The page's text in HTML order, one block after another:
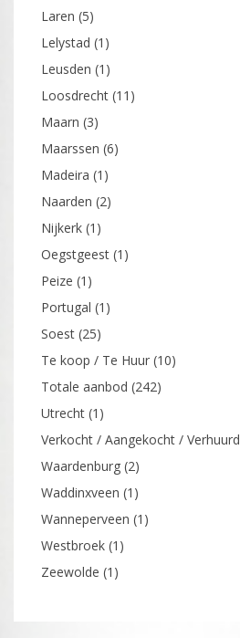
Laren (5)
Lelystad (1)
Leusden (1)
Loosdrecht (11)
Maarn (3)
Maarssen (6)
Madeira (1)
Naarden (2)
Nijkerk (1)
Oegstgeest (1)
Peize (1)
Portugal (1)
Soest (25)
Te koop / Te Huur (10)
Totale aanbod (242)
Utrecht (1)
Verkocht / Aangekocht / Verhuurd
Waardenburg (2)
Waddinxveen (1)
Wanneperveen (1)
Westbroek (1)
Zeewolde (1)